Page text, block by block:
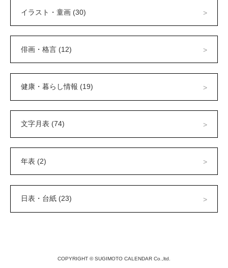
イラスト・童画 (30)
俳画・格言 (12)
健康・暮らし情報 (19)
文字月表 (74)
年表 (2)
日表・台紙 (23)
COPYRIGHT © SUGIMOTO CALENDAR Co.,ltd.